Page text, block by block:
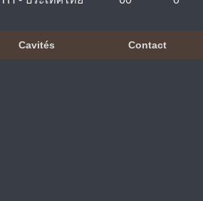
Cavités Contact